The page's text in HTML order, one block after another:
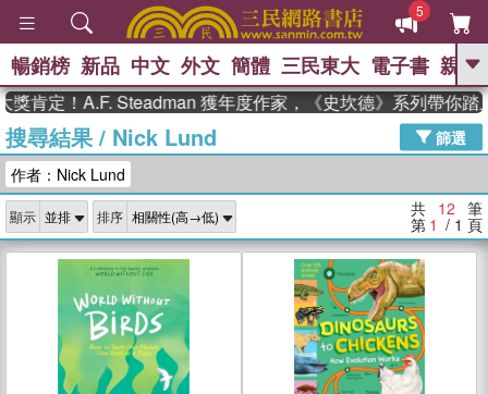
5
GO
熱搜： 高希均教授回憶錄
、 The Odyssey 、 父親節 、 如果歷
獎 臺灣漫遊錄 、 方念華 、 台灣的李
登輝時代
數學女孩：黎曼猜想 、
偉大的迷走神經
暢銷榜 新品 中文 外文 簡體 三民東大 電子書 親子
肯定！A.F. Steadman 獲年度作家，《史坎德》系列帶你踏上
搜尋結果/ Nick Lund
篩選
作者：Nick Lund
顯示 排序 共 12 筆
第 1 / 1 頁